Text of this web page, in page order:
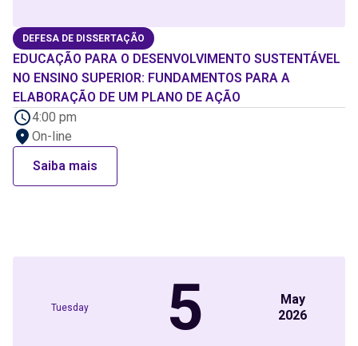
DEFESA DE DISSERTAÇÃO
EDUCAÇÃO PARA O DESENVOLVIMENTO SUSTENTÁVEL
NO ENSINO SUPERIOR: FUNDAMENTOS PARA A
ELABORAÇÃO DE UM PLANO DE AÇÃO
4:00 pm
On-line
Saiba mais
Tuesday 5
May
2026